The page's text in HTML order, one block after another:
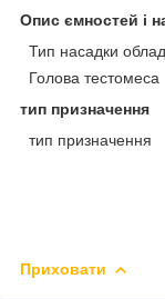
Опис ємностей і
Тип насадки
Голова тестомеса
тип призначення
тип призначення
Приховати